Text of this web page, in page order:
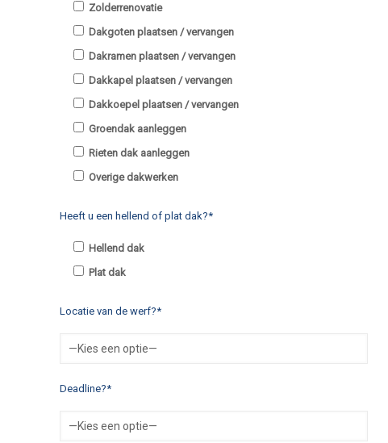
Zolderrenovatie
Dakgoten plaatsen / vervangen
Dakramen plaatsen / vervangen
Dakkapel plaatsen / vervangen
Dakkoepel plaatsen / vervangen
Groendak aanleggen
Rieten dak aanleggen
Overige dakwerken
Heeft u een hellend of plat dak?*
Hellend dak
Plat dak
Locatie van de werf?*
Deadline?*